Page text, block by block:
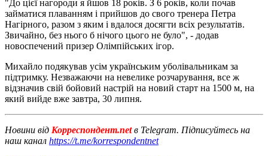
"До цієї нагороди я йшов 18 років. З 6 років, коли почав
займатися плаванням і прийшов до свого тренера Петра
Нагірного, разом з яким і вдалося досягти всіх результатів.
Звичайно, без нього б нічого цього не було", - додав
новоспечений призер Олімпійських ігор.
Михайло подякував усім українським уболівальникам за
підтримку. Незважаючи на невелике розчарування, все ж
відзначив свій бойовий настрій на новий старт на 1500 м, на
який вийде вже завтра, 30 липня.
Новини від Корреспондент.netв Telegram. Підписуйтесь на
наш канал https://t.me/korrespondentnet